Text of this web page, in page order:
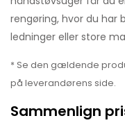
rengøring, hvor du
ledninger eller store
* Se den gældende
på leverandørens side.
Sammenlign